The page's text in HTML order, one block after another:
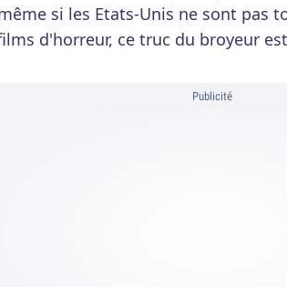
si les Etats-Unis ne sont pas
d'horreur, ce truc du broyeur
Publicité